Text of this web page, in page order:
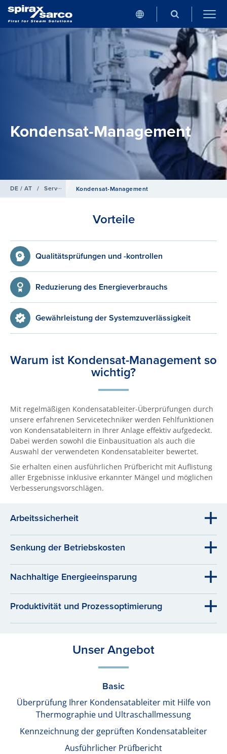
Kondensat-Management
DE / AT / Service Kondensat-Management
Vorteile
Qualitätsprüfungen und -kontrollen
Reduzierung des Energieverbrauchs
Gewährleistung der Systemzuverlässigkeit
Warum ist Kondensat-Management so
wichtig?
Mit regelmäßigen Kondensatableiter-Überprüfungen durch
unsere erfahrenen Servicetechniker werden Fehlfunktionen
von Kondensatableitern in Ihrer Anlage effektiv aufgedeckt.
Dabei werden sowohl die Einbausituation als auch die
Auswahl der verwendeten Kondensatableiter bewertet.
Sie erhalten einen ausführlichen Prüfbericht mit Auflistung
aller Ergebnisse inklusive erkannter Mängel und möglichen
Verbesserungsvorschlägen.
Arbeitssicherheit
Senkung der Betriebskosten
Nachhaltige Energieeinsparung
Produktivität und Prozessoptimierung
Unser Angebot
Basic
Überprüfung Ihrer Kondensatableiter mit Hilfe von
Thermographie und Ultraschallmessung
Kennzeichnung der geprüften Kondensatableiter
Ausführlicher Prüfbericht